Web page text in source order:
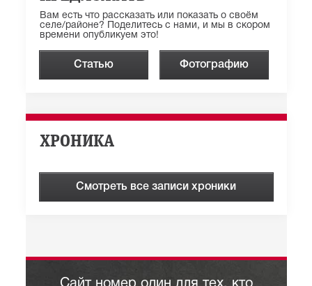
Вам есть что рассказать или показать о своём
селе/районе? Поделитесь с нами, и мы в скором
времени опубликуем это!
Статью Фотографию
ХРОНИКА
Смотреть все записи хроники